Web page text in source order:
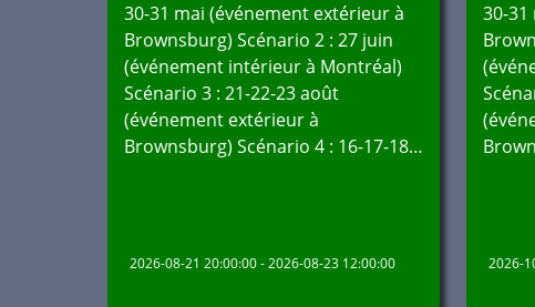
30-31 mai (événement extérieur à
Brownsburg) Scénario 2 : 27 juin
(événement intérieur à Montréal)
Scénario 3 : 21-22-23 août
(événement extérieur à
Brownsburg) Scénario 4 : 16-17-18…
2026-08-21 20:00:00 - 2026-08-23 12:00:00
30-
2026-